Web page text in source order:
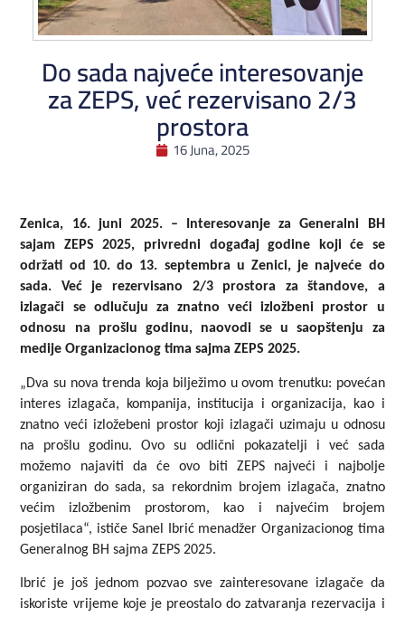
Do sada najveće interesovanje
za ZEPS, već rezervisano 2/3
prostora
16 Juna, 2025
Zenica, 16. juni 2025. – Interesovanje za Generalni BH
sajam ZEPS 2025, privredni događaj godine koji će se
održati od 10. do 13. septembra u Zenici, je najveće do
sada. Već je rezervisano 2/3 prostora za štandove, a
izlagači se odlučuju za znatno veći izložbeni prostor u
odnosu na prošlu godinu, naovodi se u saopštenju za
medije Organizacionog tima sajma ZEPS 2025.
„Dva su nova trenda koja bilježimo u ovom trenutku: povećan
interes izlagača, kompanija, institucija i organizacija, kao i
znatno veći izložebeni prostor koji izlagači uzimaju u odnosu
na prošlu godinu. Ovo su odlični pokazatelji i već sada
možemo najaviti da će ovo biti ZEPS najveći i najbolje
organiziran do sada, sa rekordnim brojem izlagača, znatno
većim izložbenim prostorom, kao i najvećim brojem
posjetilaca“, ističe Sanel Ibrić menadžer Organizacionog tima
Generalnog BH sajma ZEPS 2025.
Ibrić je još jednom pozvao sve zainteresovane izlagače da
iskoriste vrijeme koje je preostalo do zatvaranja rezervacija i